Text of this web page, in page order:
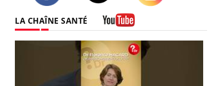
LA CHAÎNE SANTÉ